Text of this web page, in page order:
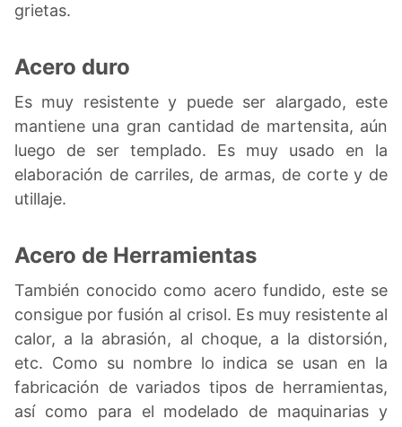
grietas.
Acero duro
Es muy resistente y puede ser alargado, este
mantiene una gran cantidad de martensita, aún
luego de ser templado. Es muy usado en la
elaboración de carriles, de armas, de corte y de
utillaje.
Acero de Herramientas
También conocido como acero fundido, este se
consigue por fusión al crisol. Es muy resistente al
calor, a la abrasión, al choque, a la distorsión,
etc. Como su nombre lo indica se usan en la
fabricación de variados tipos de herramientas,
así como para el modelado de maquinarias y